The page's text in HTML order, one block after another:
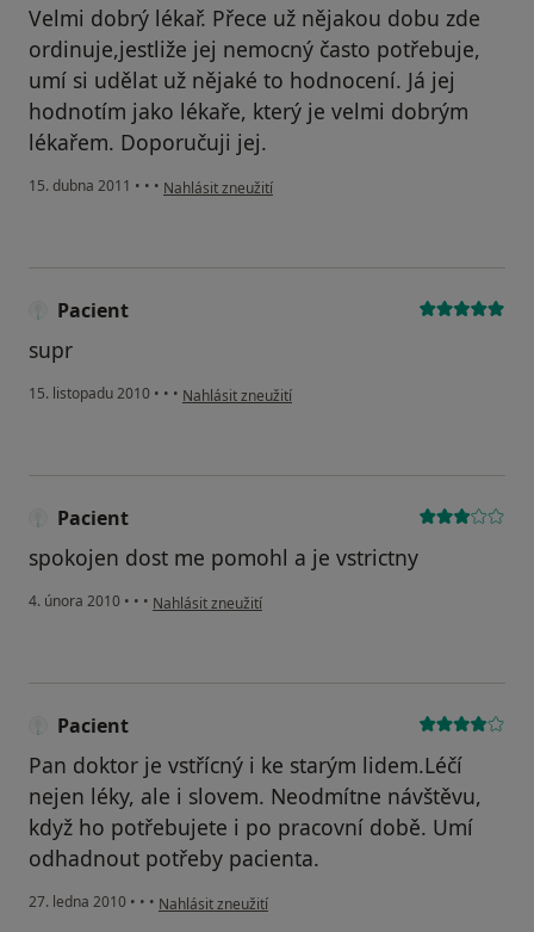
Velmi dobrý lékař. Přece už nějakou dobu zde
ordinuje,jestliže jej nemocný často potřebuje,
umí si udělat už nějaké to hodnocení. Já jej
hodnotím jako lékaře, který je velmi dobrým
lékařem. Doporučuji jej.
15. dubna 2011 • • • podle názoru uživatele Pacient
Nahlásit zneužití
Pacient
supr
15. listopadu 2010 • • • podle názoru uživatele Pacient
Nahlásit zneužití
Pacient
spokojen dost me pomohl a je vstrictny
4. února 2010 • • • podle názoru uživatele Pacient
Nahlásit zneužití
Pacient
Pan doktor je vstřícný i ke starým lidem.Léčí
nejen léky, ale i slovem. Neodmítne návštěvu,
když ho potřebujete i po pracovní době. Umí
odhadnout potřeby pacienta.
27. ledna 2010 • • • podle názoru uživatele Pacient
Nahlásit zneužití